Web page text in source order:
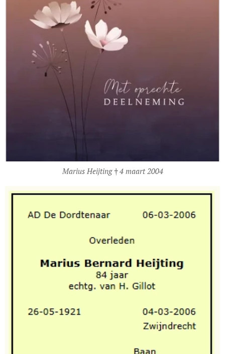
Marius Heijting † 4 maart 2004